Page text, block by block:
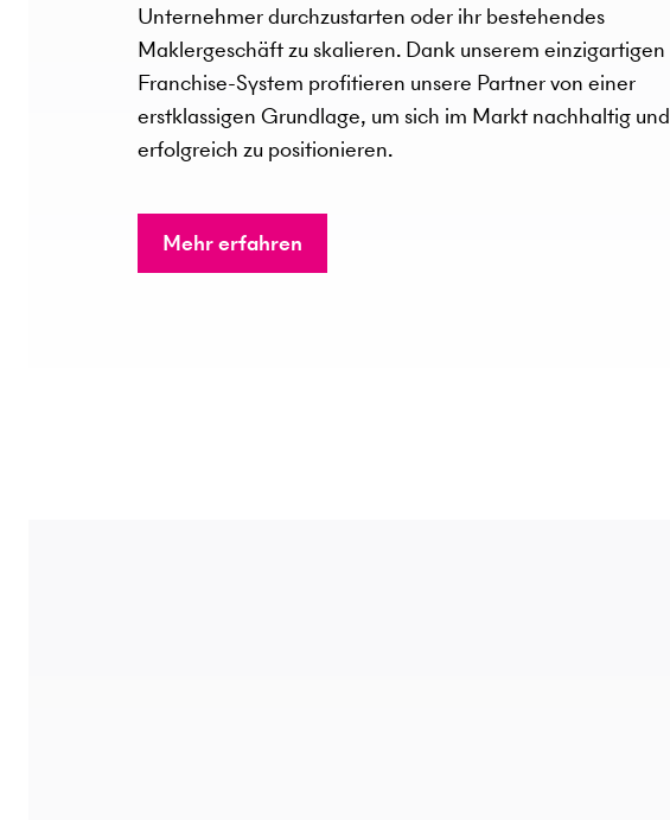
Unternehmer durchzustarten oder ihr bestehendes
Maklergeschäft zu skalieren. Dank unserem einzigartigen
Franchise-System profitieren unsere Partner von einer
erstklassigen Grundlage, um sich im Markt nachhaltig und
erfolgreich zu positionieren.
Mehr erfahren